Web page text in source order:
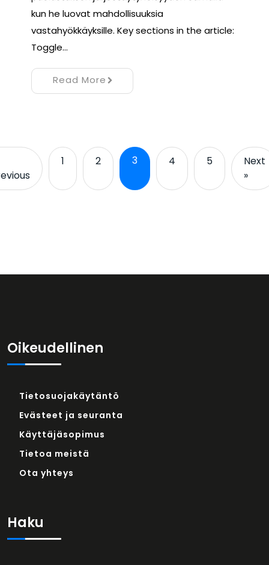
kun he luovat mahdollisuuksia
vastahyökkäyksille. Key sections in the article:
Toggle…
Read More
1 2 3 4 5
Next
»
Oikeudellinen
Tietosuojakäytäntö
Evästeet ja seuranta
Käyttäjäsopimus
Tietoa meistä
Ota yhteys
Haku